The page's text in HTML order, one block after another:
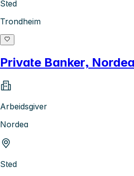
Sted
Trondheim
Private Banker,
Arbeidsgiver
Nordea
Sted